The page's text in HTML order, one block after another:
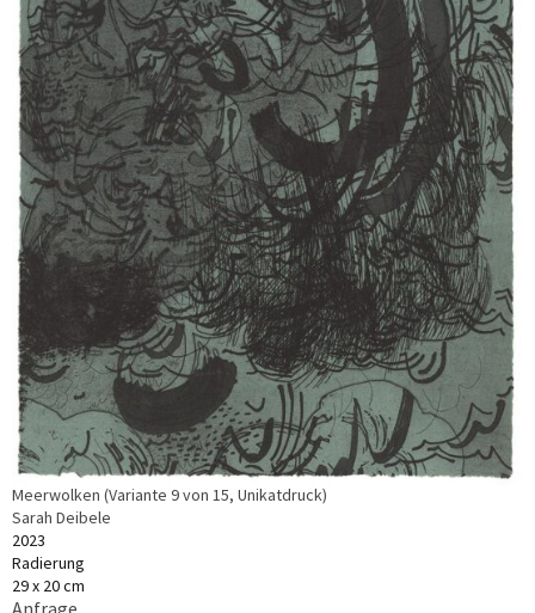
Meerwolken (Variante 9 von 15, Unikatdruck)
Sarah Deibele
2023
Radierung
29 x 20 cm